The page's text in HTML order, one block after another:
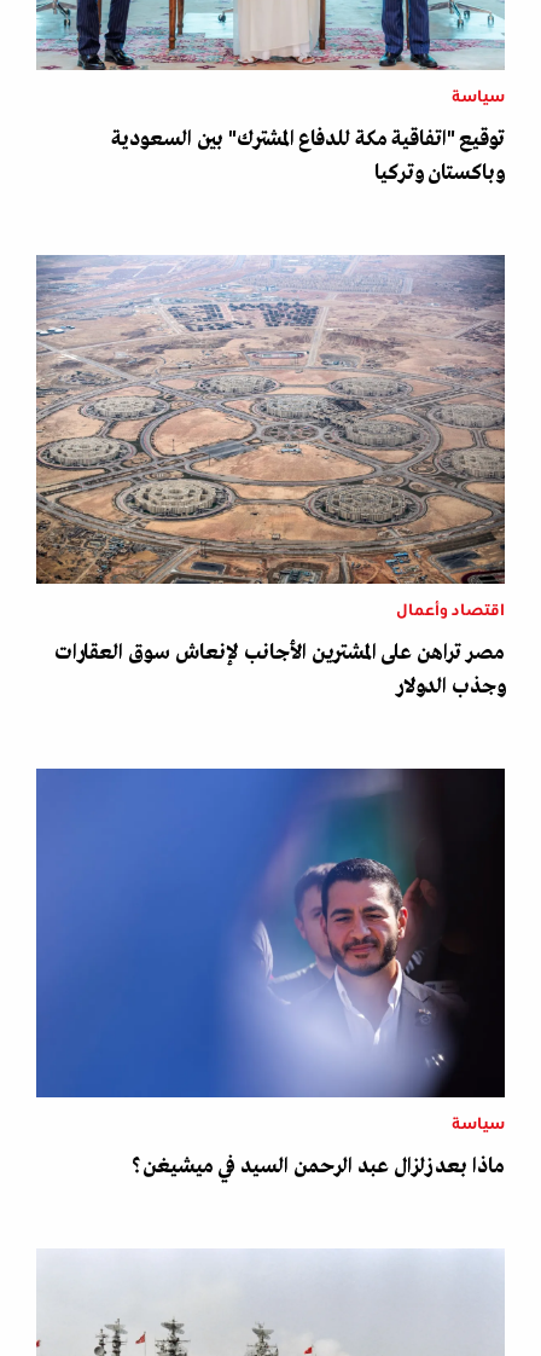
سياسة
توقيع "اتفاقية مكة للدفاع المشترك" بين السعودية
وباكستان وتركيا
اقتصاد وأعمال
مصر تراهن على المشترين الأجانب لإنعاش سوق العقارات
وجذب الدولار
سياسة
ماذا بعد زلزال عبد الرحمن السيد في ميشيغن؟